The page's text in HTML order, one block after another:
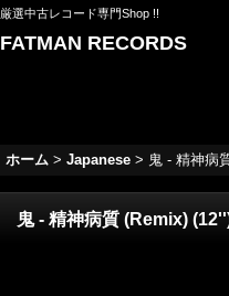
厳選中古レコード専門Shop !!
FATMAN RECORDS
ホーム > Japanese > 鬼 - 精神病
鬼 - 精神病質 (Remix)